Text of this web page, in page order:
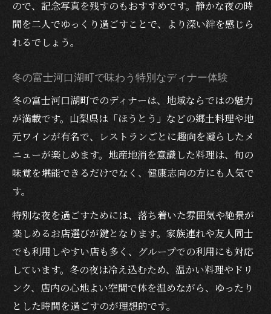
ので、記念写真を残すのもおすすめです。静かな夜の時
間を二人でゆっくり過ごすことで、より深い絆を感じら
れるでしょう。
冬の富士河口湖町で味わう特別なディナー体験
冬の富士河口湖町でのディナーは、地域ならではの魅力
が満載です。山梨県は「ほうとう」などの郷土料理や地
元ワインが有名で、レストランごとに趣向を凝らしたメ
ニューが楽しめます。地産地消を意識した料理は、旬の
味覚を堪能できるだけでなく、健康志向の方にも人気で
す。
特別な夜を過ごすためには、落ち着いた雰囲気や絶景が
楽しめるお店選びが鍵となります。家族連れや友人同士
でも利用しやすい店も多く、グループでの利用にも対応
しています。冬の夜は冷え込むため、温かい料理やドリ
ンク、店内の心地よい空間で体を温めながら、ゆったり
とした時間を過ごすのが理想的です。